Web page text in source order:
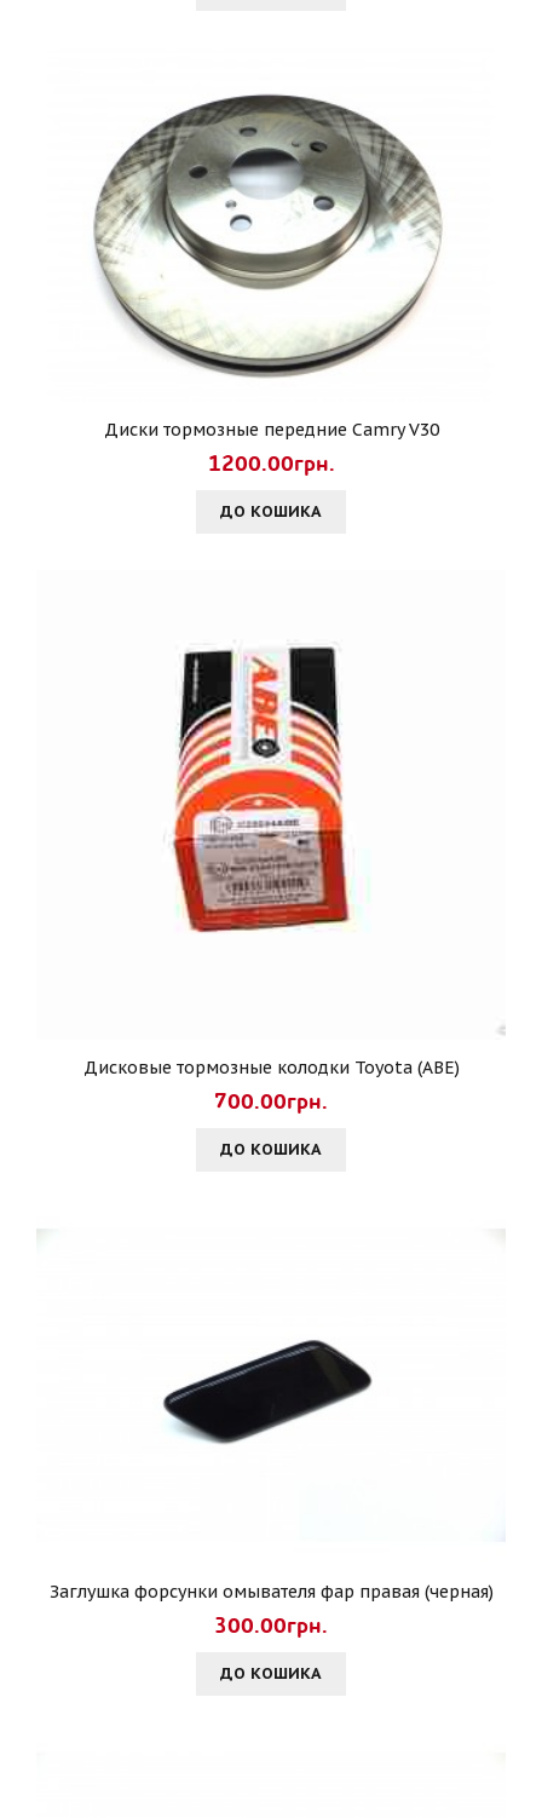
Диски тормозные передние Camry V30
1200.00грн.
ДО КОШИКА
Дисковые тормозные колодки Toyota (ABE)
700.00грн.
ДО КОШИКА
Заглушка форсунки омывателя фар правая (черная)
300.00грн.
ДО КОШИКА